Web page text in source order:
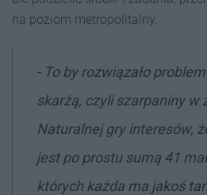
na poziom metropolitalny.
- To by rozwiązało
skarżą, czyli szarpaniny w
Naturalnej gry interesów,
jest po prostu sumą 41
których każda ma jakoś